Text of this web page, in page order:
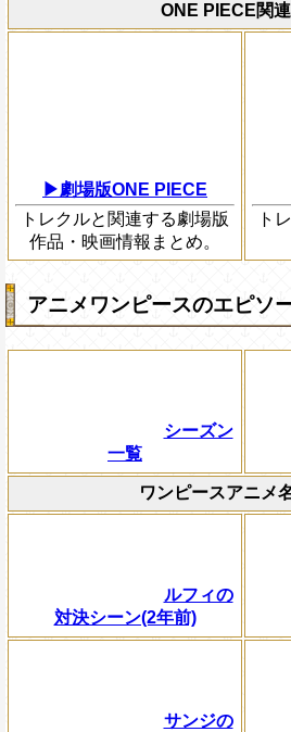
ONE PIECE関
▶劇場版ONE PIECE
トレクルと関連する劇場版
作品・映画情報まとめ。
ト
アニメワンピースのエピソ
シーズン
一覧
ワンピースアニメ
ルフィの
対決シーン(2年前)
サンジの